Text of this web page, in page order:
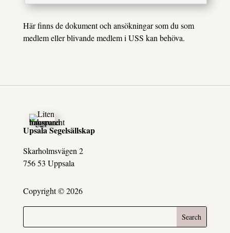
Här finns de dokument och ansökningar som du som
medlem eller blivande medlem i USS kan behöva.
Upsala Segelsällskap
Skarholmsvägen 2
756 53 Uppsala
Copyright © 2026